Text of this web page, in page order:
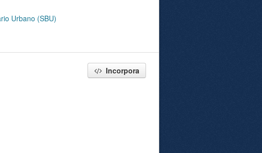
Urbano (SBU)
Incorpora